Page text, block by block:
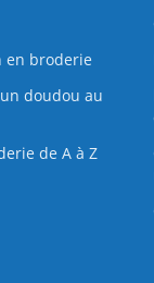
en broderie
doudou au
de A à Z